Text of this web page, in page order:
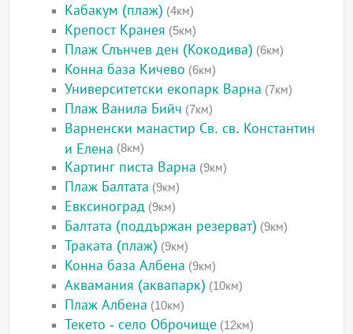
Кабакум (плаж) (4км)
Крепост Кранея (5км)
Плаж Слънчев ден (Кокодива) (6км)
Конна база Кичево (6км)
Университетски екопарк Варна (7км)
Плаж Ванила Бийч (7км)
Варненски манастир Св. св. Константин
и Елена (8км)
Картинг писта Варна (9км)
Плаж Балтата (9км)
Евксиноград (9км)
Балтата (поддържан резерват) (9км)
Траката (плаж) (9км)
Конна база Албена (9км)
Аквамания (аквапарк) (10км)
Плаж Албена (10км)
Текето - село Оброчище (12км)